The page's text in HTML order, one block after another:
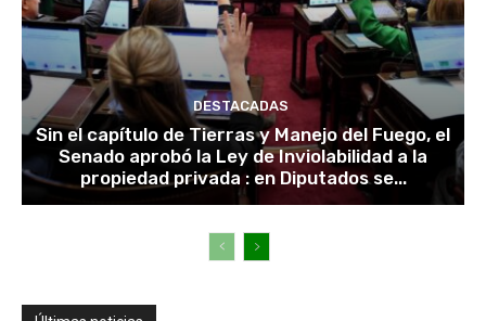
DESTACADAS
Sin el capítulo de Tierras y Manejo del Fuego, el
Senado aprobó la Ley de Inviolabilidad a la
propiedad privada : en Diputados se...